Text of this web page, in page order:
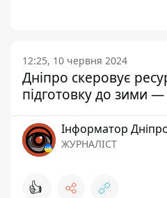
12:25, 10 червня 2024
Дніпро скеровує
підготовку до зими
Інформатор
ЖУРНАЛІСТ
👍